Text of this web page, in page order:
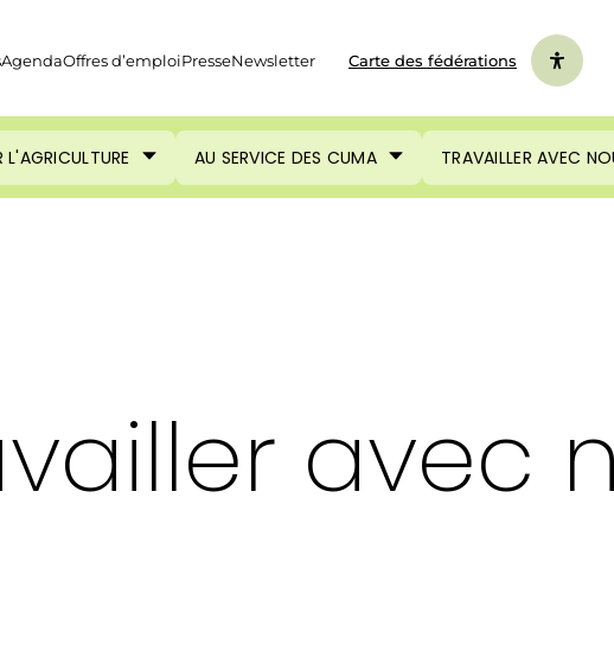
AgendaOffres d’emploiPresseNewsletter Carte des fédérations
L'AGRICULTURE AU SERVICE DES CUMA TRAVAILLER AVEC
avec